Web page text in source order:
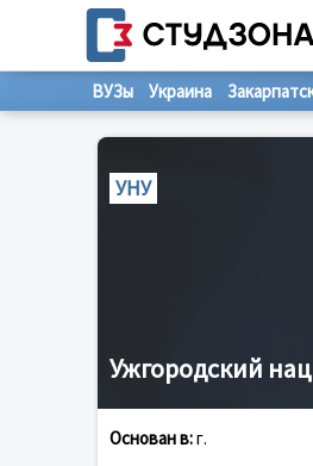
ВУЗы Украина
УНУ
Ужгородский
Основан в:г.